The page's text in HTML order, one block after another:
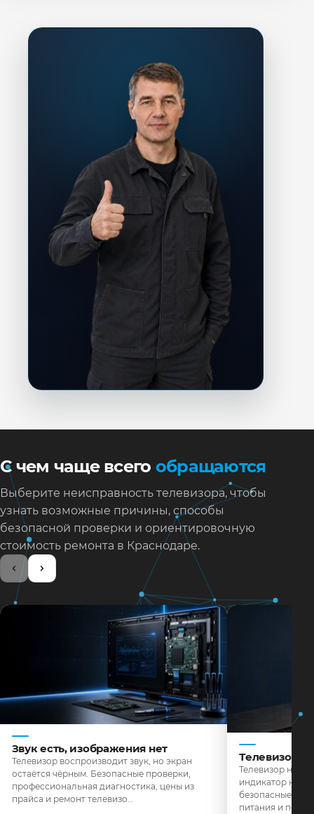
С чем чаще всего обращаются
Выберите неисправность телевизора, чтобы
узнать возможные причины, способы
безопасной проверки и ориентировочную
стоимость ремонта в Краснодаре.
Звук есть, изображения нет
Телевизор воспроизводит звук, но экран
остаётся чёрным. Безопасные проверки,
профессиональная диагностика, цены из
прайса и ремонт телевизо…
Телевизор
Телевизор не
индикатор не
безопасные
питания и